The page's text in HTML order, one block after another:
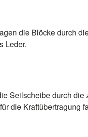
die Blöcke durch
Leder.
Seilscheibe durch
die Kraftübertragung